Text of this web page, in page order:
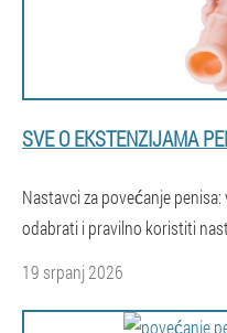
SVE O EKSTENZIJAMA
Nastavci za povećanje
odabrati i pravilno koristiti
19 srpanj 2026